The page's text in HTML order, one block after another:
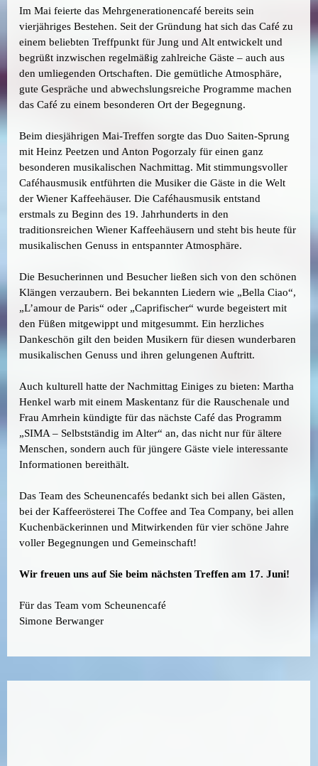
Im Mai feierte das Mehrgenerationencafé bereits sein
vierjähriges Bestehen. Seit der Gründung hat sich das Café zu
einem beliebten Treffpunkt für Jung und Alt entwickelt und
begrüßt inzwischen regelmäßig zahlreiche Gäste – auch aus
den umliegenden Ortschaften. Die gemütliche Atmosphäre,
gute Gespräche und abwechslungsreiche Programme machen
das Café zu einem besonderen Ort der Begegnung.
Beim diesjährigen Mai-Treffen sorgte das Duo Saiten-Sprung
mit Heinz Peetzen und Anton Pogorzaly für einen ganz
besonderen musikalischen Nachmittag. Mit stimmungsvoller
Caféhausmusik entführten die Musiker die Gäste in die Welt
der Wiener Kaffeehäuser. Die Caféhausmusik entstand
erstmals zu Beginn des 19. Jahrhunderts in den
traditionsreichen Wiener Kaffeehäusern und steht bis heute für
musikalischen Genuss in entspannter Atmosphäre.
Die Besucherinnen und Besucher ließen sich von den schönen
Klängen verzaubern. Bei bekannten Liedern wie „Bella Ciao“,
„L’amour de Paris“ oder „Caprifischer“ wurde begeistert mit
den Füßen mitgewippt und mitgesummt. Ein herzliches
Dankeschön gilt den beiden Musikern für diesen wunderbaren
musikalischen Genuss und ihren gelungenen Auftritt.
Auch kulturell hatte der Nachmittag Einiges zu bieten: Martha
Henkel warb mit einem Maskentanz für die Rauschenale und
Frau Amrhein kündigte für das nächste Café das Programm
„SIMA – Selbstständig im Alter“ an, das nicht nur für ältere
Menschen, sondern auch für jüngere Gäste viele interessante
Informationen bereithält.
Das Team des Scheunencafés bedankt sich bei allen Gästen,
bei der Kaffeerösterei The Coffee and Tea Company, bei allen
Kuchenbäckerinnen und Mitwirkenden für vier schöne Jahre
voller Begegnungen und Gemeinschaft!
Wir freuen uns auf Sie beim nächsten Treffen am 17. Juni!
Für das Team vom Scheunencafé
Simone Berwanger